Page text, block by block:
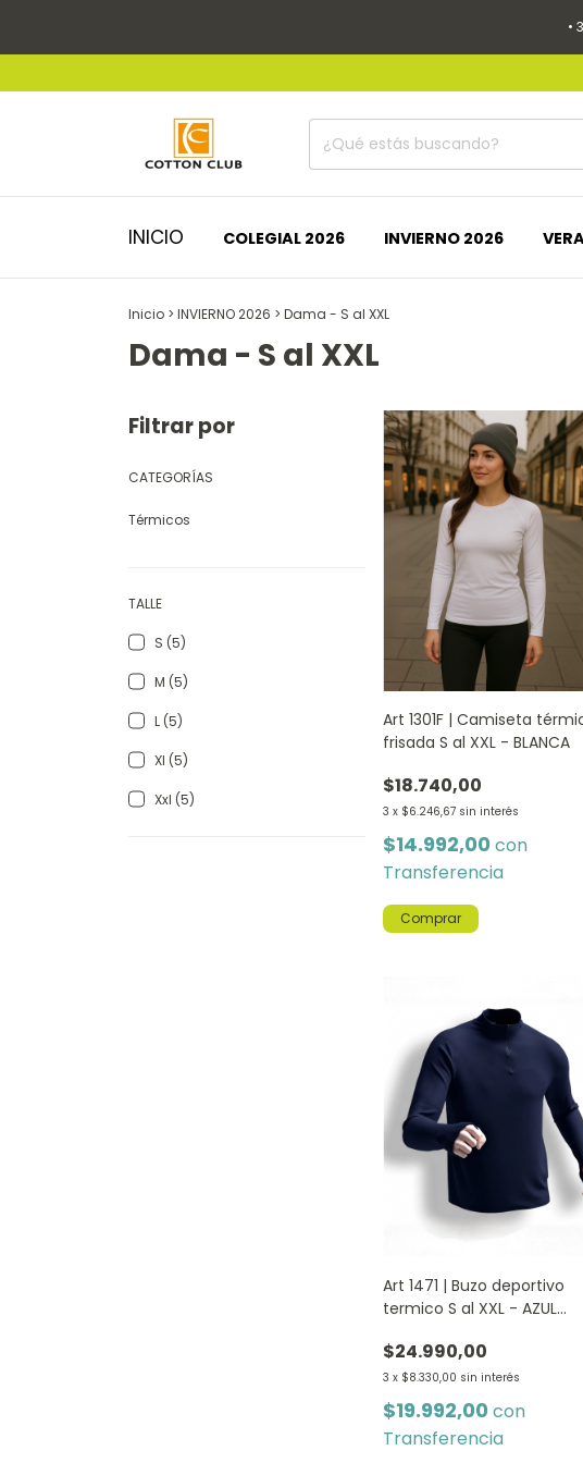
•
INICIO COLEGIAL 2026 INVIERNO 2026
Inicio > INVIERNO 2026 > Dama - S al XXL
Dama - S al XXL
Filtrar por
CATEGORÍAS
Térmicos
TALLE
S (5)
M (5)
L (5)
Xl (5)
Xxl (5)
Art 1301F | Camiseta
frisada S al XXL - BLANCA
$18.740,00
3 x $6.246,67 sin interés
$14.992,00con
Transferencia
Comprar
Art 1471 | Buzo deportivo
termico S al XXL - AZUL
$24.990,00
3 x $8.330,00 sin interés
$19.992,00con
Transferencia